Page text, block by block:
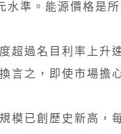
準。能源價格是
超過名目利率上升
言之，即使市場擔
模已創歷史新高，